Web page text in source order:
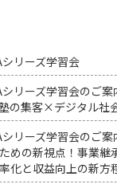
リーズ学習会
リーズ学習会のご
の集客×デジタル社
リーズ学習会のご
めの新視点！事業継
化と収益向上の新方